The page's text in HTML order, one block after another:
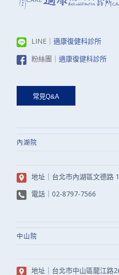
LINE｜ 適康復健科診所
粉絲團｜ 適康復健科診所
內湖院
地址｜ 台北市內湖區文德路
電話｜ 02-8797-7566
中山院
地址｜ 台北市中山區龍江路